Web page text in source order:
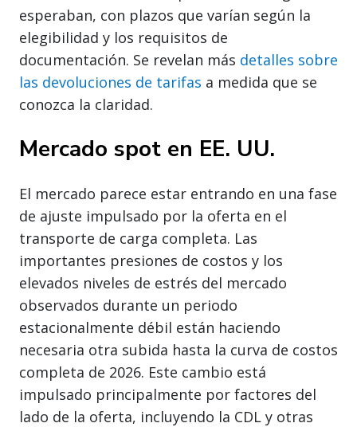
esperaban, con plazos que varían según la
elegibilidad y los requisitos de
documentación. Se revelan más detalles sobre
las devoluciones de tarifas a medida que se
conozca la claridad.
Mercado spot en EE. UU.
El mercado parece estar entrando en una fase
de ajuste impulsado por la oferta en el
transporte de carga completa. Las
importantes presiones de costos y los
elevados niveles de estrés del mercado
observados durante un periodo
estacionalmente débil están haciendo
necesaria otra subida hasta la curva de costos
completa de 2026. Este cambio está
impulsado principalmente por factores del
lado de la oferta, incluyendo la CDL y otras